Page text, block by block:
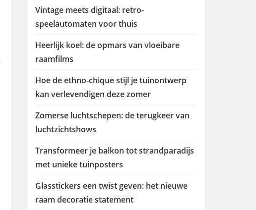
Vintage meets digitaal: retro-
speelautomaten voor thuis
Heerlijk koel: de opmars van vloeibare
raamfilms
Hoe de ethno-chique stijl je tuinontwerp
kan verlevendigen deze zomer
Zomerse luchtschepen: de terugkeer van
luchtzichtshows
Transformeer je balkon tot strandparadijs
met unieke tuinposters
Glasstickers een twist geven: het nieuwe
raam decoratie statement